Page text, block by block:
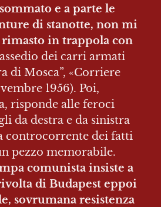
e a parte le
di stanotte, non mi
rimasto in trappola con
dei carri armati
di Mosca”, «Corriere
1956). Poi,
risponde alle feroci
da destra e da sinistra
controcorrente dei fatti
pezzo memorabile.
comunista insiste a
di Budapest eppoi
sovrumana resistenza